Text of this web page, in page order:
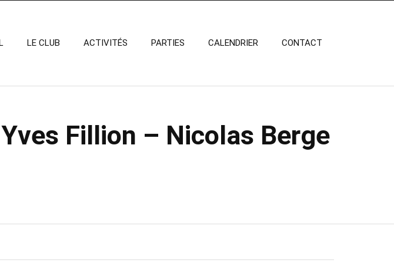
LE CLUB ACTIVITÉS PARTIES CALENDRIER CONTACT
Fillion – Nicolas Berge